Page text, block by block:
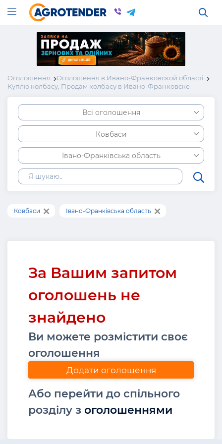
Оголошення
Оголошення в Ивано-Франковской області
Куплю колбасу, Продам колбасу в Ивано-Франковске
Всі оголошення
Ковбаси
Івано-Франківська область
Ковбаси Івано-Франківська область
За Вашим запитом
оголошень не
знайдено
Ви можете розмістити своє
оголошення
Додати оголошення
Або перейти до спільного
розділу з оголошеннями